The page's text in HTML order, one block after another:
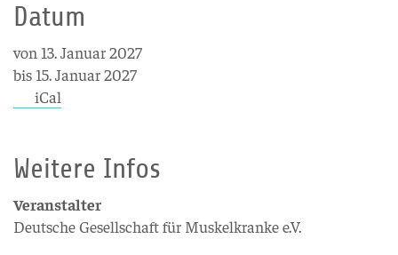
Datum
von 13. Januar 2027
bis 15. Januar 2027
iCal
Weitere Infos
Veranstalter
Deutsche Gesellschaft für Muskelkranke e.V.